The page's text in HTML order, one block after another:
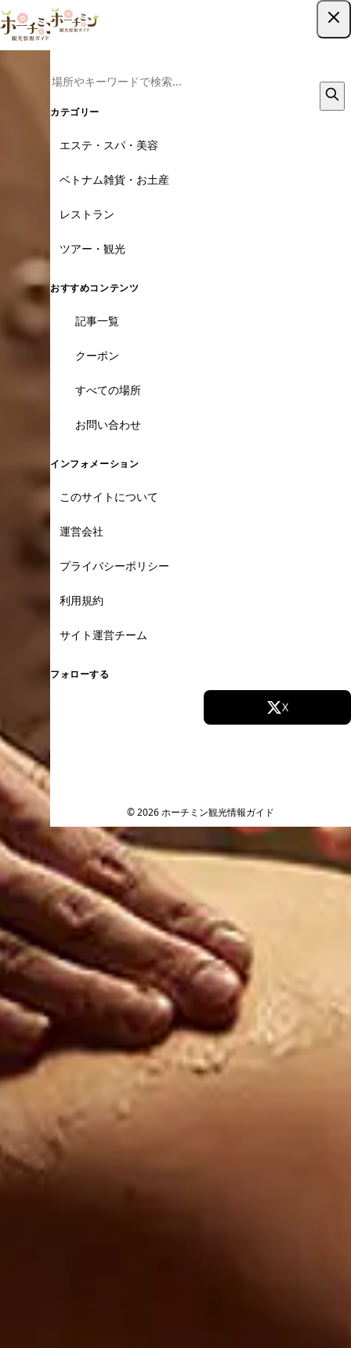
カテゴリー
エステ・スパ・美容
ベトナム雑貨・お土産
レストラン
ツアー・観光
おすすめコンテンツ
記事一覧
クーポン
すべての場所
お問い合わせ
インフォメーション
このサイトについて
運営会社
プライバシーポリシー
利用規約
サイト運営チーム
フォローする
X
© 2026 ホーチミン観光情報ガイド